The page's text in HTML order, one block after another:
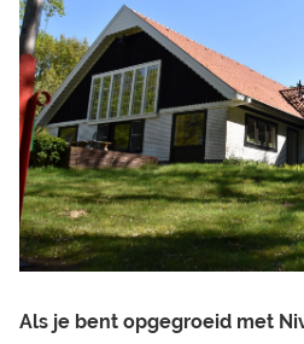
Als je bent opgegroeid met